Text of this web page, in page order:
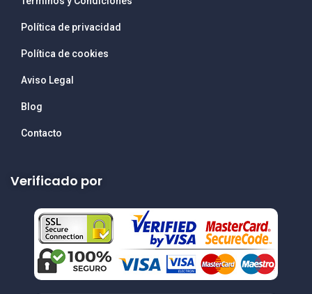
Política de privacidad
Política de cookies
Aviso Legal
Blog
Contacto
Verificado por